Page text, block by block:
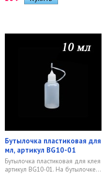
Бутылочка пластиковая
мл, артикул BG10-01
Бутылочка пластиковая для
артикул BG10-01. На бутылочке...